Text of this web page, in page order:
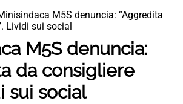
M5S denuncia: “Aggredita
Lividi sui social
M5S denuncia:
da consigliere
sui social